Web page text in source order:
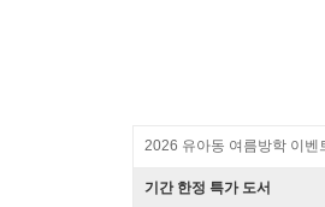
2026 유아동 여름방학 이벤
기간 한정 특가 도서